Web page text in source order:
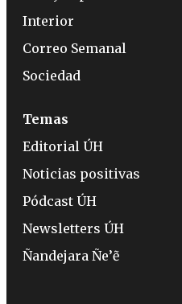
Interior
Correo Semanal
Sociedad
Temas
Editorial ÚH
Noticias positivas
Pódcast ÚH
Newsletters ÚH
Ñandejara Ñe’ẽ